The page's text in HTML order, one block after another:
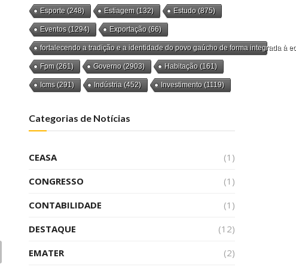
Esporte (248) Estiagem(132) Estudo(875)
Eventos(1294) Exportação(66)
fortalecendo a tradição e a identidade do povo gaúcho de forma integrada à
Fpm(261) Governo(2903) Habitação(161)
Icms(291) Indústria (452) Investimento(1119)
Categorias de Notícias
CEASA
(1)
CONGRESSO
(1)
CONTABILIDADE
(1)
DESTAQUE
(12)
EMATER
(2)